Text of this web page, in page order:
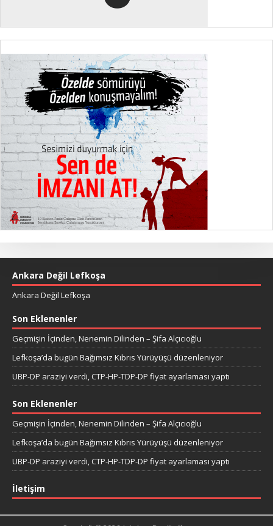
Ankara Değil Lefkoşa
Ankara Değil Lefkoşa
Son Eklenenler
Geçmişin İçinden, Nenemin Dilinden – Şifa Alçıcıoğlu
Lefkoşa’da bugün Bağımsız Kıbrıs Yürüyüşü düzenleniyor
UBP-DP araziyi verdi, CTP-HP-TDP-DP fiyat ayarlaması yaptı
Son Eklenenler
Geçmişin İçinden, Nenemin Dilinden – Şifa Alçıcıoğlu
Lefkoşa’da bugün Bağımsız Kıbrıs Yürüyüşü düzenleniyor
UBP-DP araziyi verdi, CTP-HP-TDP-DP fiyat ayarlaması yaptı
İletişim